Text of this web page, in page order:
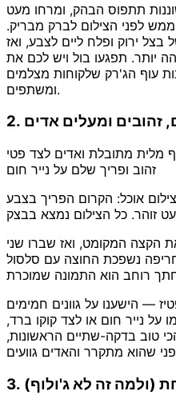
תתפוס הבהק, ומרחו מעט
לפני הצילום לברק מבריק.
בצל ירוק ופלח ליים לצבע, ואז
יותר. תפגעו בול ויש לכם את
עוף הג'רק שלקוחות מצלמים
ומשתפים.
זהובים ומעלים אדים
מלית מתובלת ואדים לצד פטי
זהוב ופריך שלם על נייר חום
אוכל: הקרום הפריך בצבע
הקצה המקומט, ואז שברו שני
נשפכת החוצה עם סלסול
— הישענו על גוונים חמימים
על נייר חום או לצד קוקו ברד,
טוב בדקה-שתיים הראשונות,
(ולמה זה לא ג'ולוף)